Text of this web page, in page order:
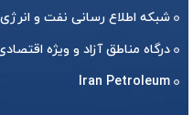
شبکه اطلاع رسانی نفت و انرژی
درگاه مناطق آزاد و ویژه اقتصادی
Iran Petroleum